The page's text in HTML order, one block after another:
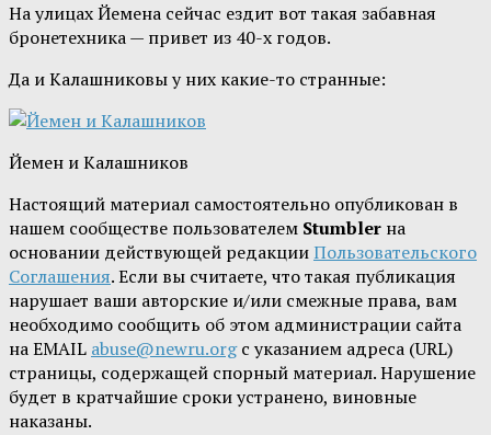
На улицах Йемена сейчас ездит вот такая забавная
бронетехника — привет из 40-х годов.
Да и Калашниковы у них какие-то странные:
Йемен и Калашников
Настоящий материал самостоятельно опубликован в
нашем сообществе пользователем Stumbler на
основании действующей редакцииПользовательского
Соглашения. Если вы считаете, что такая публикация
нарушает ваши авторские и/или смежные права, вам
необходимо сообщить об этом администрации сайта
на EMAIL abuse@newru.orgс указанием адреса (URL)
страницы, содержащей спорный материал. Нарушение
будет в кратчайшие сроки устранено, виновные
наказаны.